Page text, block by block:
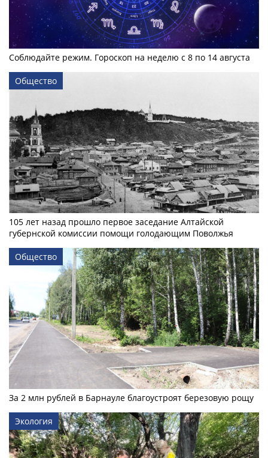
Соблюдайте режим. Гороскоп на неделю с 8 по 14 августа
Общество
105 лет назад прошло первое заседание Алтайской
губернской комиссии помощи голодающим Поволжья
Общество
За 2 млн рублей в Барнауле благоустроят березовую рощу
Экология